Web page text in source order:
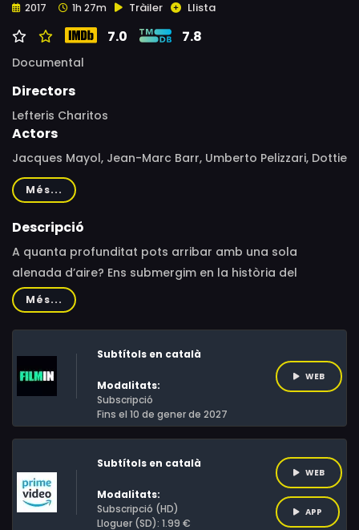
2017 1h 27m Tràiler Llista
7.0 7.8
Documental
Directors
Lefteris Charitos
Actors
Jacques Mayol, Jean-Marc Barr, Umberto Pelizzari, Dottie
Mayol
Més...
Descripció
A quanta profunditat pots arribar amb una sola
alenada d’aire? Ens submergim en la història del
bussejador Jacques Mayol, el primer capaç de
submergir-se a 100 metres sense respiració artificial i
que va revolucionar el busseig per apnea.
Més...
Subtítols en català
Modalitats:
Subscripció
Fins el 10 de gener de 2027
WEB
Subtítols en català
Modalitats:
Subscripció (HD)
Lloguer (SD): 1.99 €
WEB
APP